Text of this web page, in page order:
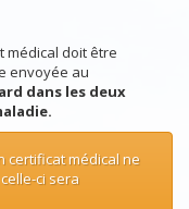
médical doit être
envoyée au
dans les deux
certificat médical ne
ci sera